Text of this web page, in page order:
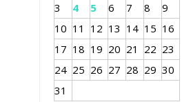
3
4 5 6 7 8
9
10 11 12 13 14 15 16
17 18 19 20 21 22 23
24 25 26 27 28 29 30
31